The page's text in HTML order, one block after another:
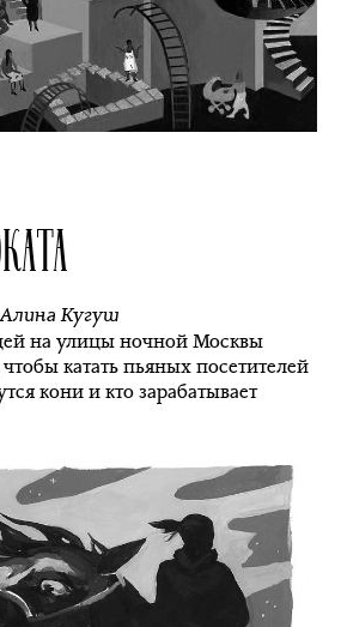
Алина Кугуш
на улицы ночной Москвы
катать пьяных посетителей
кони и кто зарабатывает